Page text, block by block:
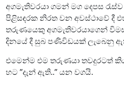
අගමැතිවරයා ගමන් මග දෙපස
පිළිසඳරක නිරත වන අවස්ථාවේ දී
තරුණයෙකු අගමැතිවරයාගෙන්
දිනයේ දී සුබ පණිවිඩයක් ලැබෙනු
එමෙන්ම එම තරුණයා තවදුරටත්
හට ”දැන් ඇති..” යන වගයි.